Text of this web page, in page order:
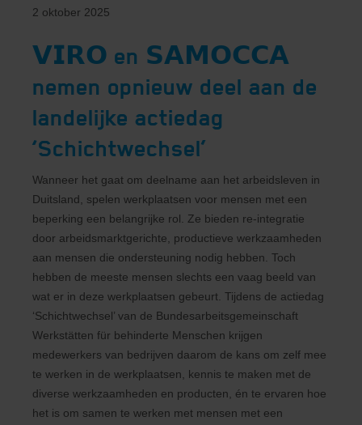
2 oktober 2025
𝗩𝗜𝗥𝗢 en 𝗦𝗔𝗠𝗢𝗖𝗖𝗔
nemen opnieuw deel aan de
landelijke actiedag
‘Schichtwechsel’
Wanneer het gaat om deelname aan het arbeidsleven in
Duitsland, spelen werkplaatsen voor mensen met een
beperking een belangrijke rol. Ze bieden re-integratie
door arbeidsmarktgerichte, productieve werkzaamheden
aan mensen die ondersteuning nodig hebben. Toch
hebben de meeste mensen slechts een vaag beeld van
wat er in deze werkplaatsen gebeurt. Tijdens de actiedag
‘Schichtwechsel’ van de Bundesarbeitsgemeinschaft
Werkstätten für behinderte Menschen krijgen
medewerkers van bedrijven daarom de kans om zelf mee
te werken in de werkplaatsen, kennis te maken met de
diverse werkzaamheden en producten, én te ervaren hoe
het is om samen te werken met mensen met een